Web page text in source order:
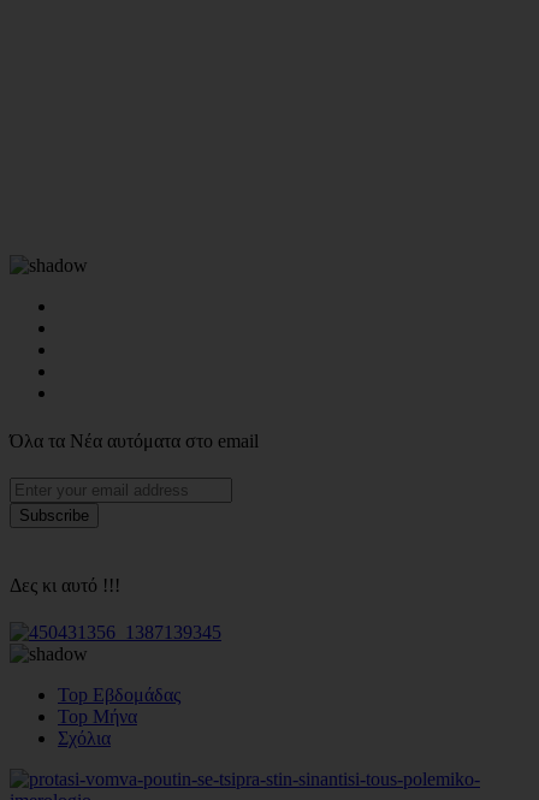
Όλα τα Νέα αυτόματα στο email
Δες κι αυτό !!!
Top Εβδομάδας
Top Μήνα
Σχόλια